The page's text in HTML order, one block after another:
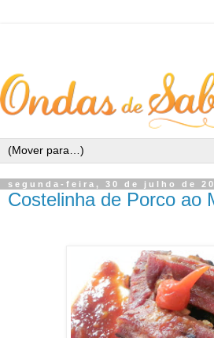
segunda-feira, 30 de julho de
Costelinha de Porco ao